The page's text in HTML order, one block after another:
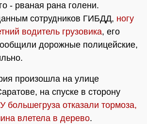
- рваная рана голени.
сотрудников ГИБДД, ногу
водитель грузовика, его
дорожные полицейские,
произошла на улице
на спуске в сторону
У большегруза отказали тормоза,
влетела в дерево.